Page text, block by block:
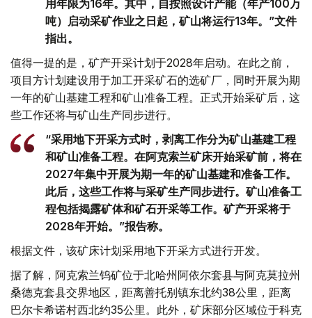
用年限为16年。其中，自按照设计产能（年产100万
吨）启动采矿作业之日起，矿山将运行13年。”文件
指出。
值得一提的是，矿产开采计划于2028年启动。在此之前，
项目方计划建设用于加工开采矿石的选矿厂，同时开展为期
一年的矿山基建工程和矿山准备工程。正式开始采矿后，这
些工作还将与矿山生产同步进行。
“采用地下开采方式时，剥离工作分为矿山基建工程
和矿山准备工程。在阿克索兰矿床开始采矿前，将在
2027年集中开展为期一年的矿山基建和准备工作。
此后，这些工作将与采矿生产同步进行。矿山准备工
程包括揭露矿体和矿石开采等工作。矿产开采将于
2028年开始。”报告称。
根据文件，该矿床计划采用地下开采方式进行开发。
据了解，阿克索兰钨矿位于北哈州阿依尔套县与阿克莫拉州
桑德克套县交界地区，距离善托别镇东北约38公里，距离
巴尔卡希诺村西北约35公里。此外，矿床部分区域位于科克